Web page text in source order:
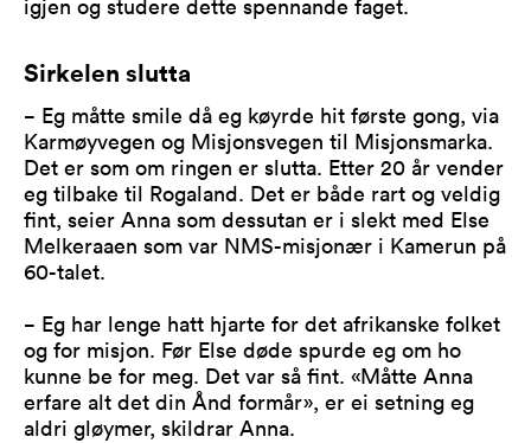
igjen og studere dette spennande faget.
Sirkelen slutta
− Eg måtte smile då eg køyrde hit første gong, via
Karmøyvegen og Misjonsvegen til Misjonsmarka.
Det er som om ringen er slutta. Etter 20 år vender
eg tilbake til Rogaland. Det er både rart og veldig
fint, seier Anna som dessutan er i slekt med Else
Melkeraaen som var NMS-misjonær i Kamerun på
60-talet.
− Eg har lenge hatt hjarte for det afrikanske folket
og for misjon. Før Else døde spurde eg om ho
kunne be for meg. Det var så fint. «Måtte Anna
erfare alt det din Ånd formår», er ei setning eg
aldri gløymer, skildrar Anna.